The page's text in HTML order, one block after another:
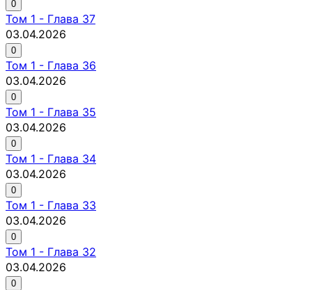
0
Том 1 - Глава 37
03.04.2026
0
Том 1 - Глава 36
03.04.2026
0
Том 1 - Глава 35
03.04.2026
0
Том 1 - Глава 34
03.04.2026
0
Том 1 - Глава 33
03.04.2026
0
Том 1 - Глава 32
03.04.2026
0